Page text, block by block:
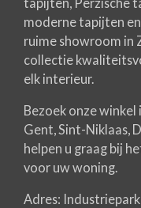
moderne tapijten
ruime showroom in
collectie
elk interieur.
Bezoek onze
Gent, Sint-Niklaas,
helpen u graag bij
voor uw woning.
Adres: